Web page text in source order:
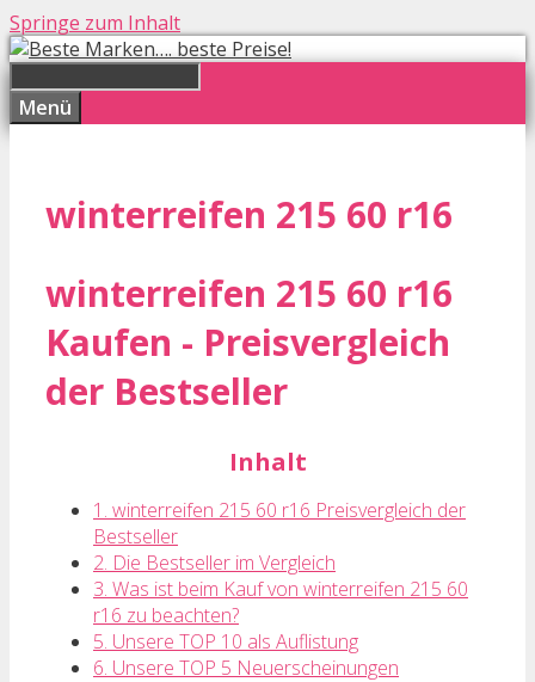
Springe zum Inhalt
Menü
winterreifen 215 60 r16
winterreifen 215 60 r16
Kaufen - Preisvergleich
der Bestseller
Inhalt
1. winterreifen 215 60 r16 Preisvergleich der
Bestseller
2. Die Bestseller im Vergleich
3. Was ist beim Kauf von winterreifen 215 60
r16 zu beachten?
5. Unsere TOP 10 als Auflistung
6. Unsere TOP 5 Neuerscheinungen